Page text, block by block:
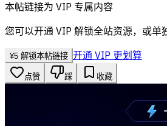
本帖链接为 VIP 专属内容
您可以开通 VIP 解锁全站资源，或单
¥5 解锁本帖链接 开通 VIP 更划算
点赞 踩 收藏